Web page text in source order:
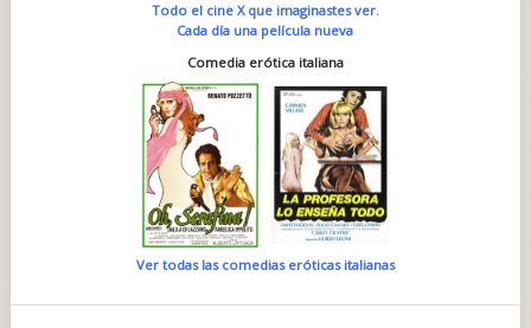
Todo el cine X que imaginastes ver.
Cada día una película nueva
Comedia erótica italiana
Ver todas las comedias eróticas italianas